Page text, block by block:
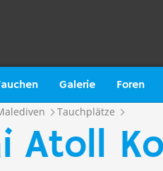
Galerie Foren
Tauchplätze
Atoll